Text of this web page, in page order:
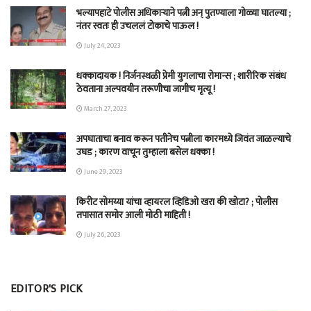
भल्यापहाटे पोलीस अधिकाऱ्याने पत्नी अन् पुतण्याला गोळ्या घातल्या ;
नंतर स्वतः ही उचललं टोकाचे पाऊल !
July 24, 2023
धक्कादायक ! निर्जनस्थळी प्रेमी युगलाचा रोमान्स ; शारीरिक संबंध
ठेवताना अल्पवयीन तरूणीचा जागीच मृत्यू !
March 27, 2023
अपघाताचा बनाव करून पतीनेच‎ पत्नीला कारमध्ये जिवंत जाळल्याचे
उघड ; कारण वाचून तुम्हाला बसेल धक्का !
June 29, 2023
किरीट सोमय्या यांचा व्हायरल व्हिडिओ खरा की खोटा? ; पोलीस
तपासात समोर आली मोठी माहिती !
July 26, 2023
EDITOR'S PICK